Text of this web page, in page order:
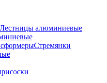
Лестницы алюминиевые
Стремянки